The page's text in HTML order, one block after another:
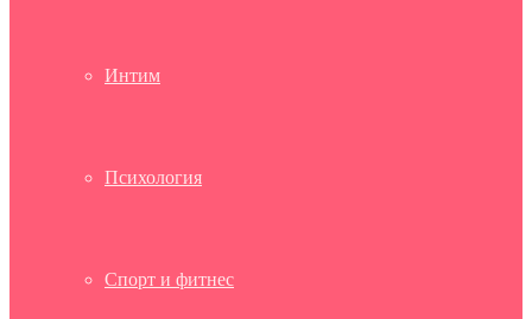
Интим
Психология
Спорт и фитнес